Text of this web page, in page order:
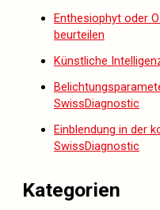
Enthesiophyt oder
beurteilen
Künstliche
SwissDiagnostic
Einblendung in der
SwissDiagnostic
Kategorien